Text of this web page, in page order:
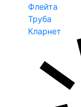
Флейта
Труба
Кларнет